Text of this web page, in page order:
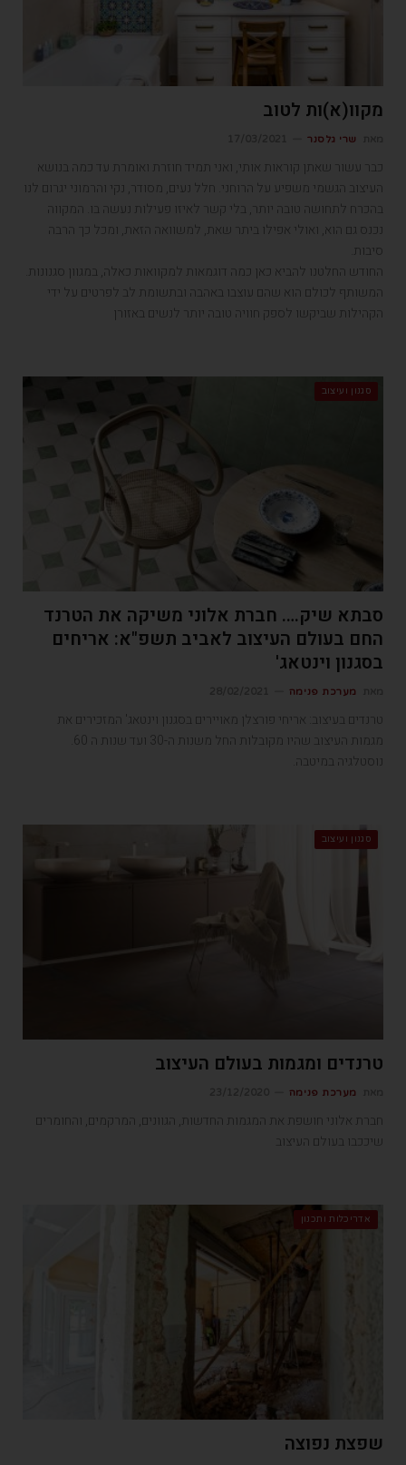
מקוו(א)ות לטוב
שרי גלסנר
כבר עשור שאתן קוראות אותי, ואני תמיד חוזרת ואומרת עד כמה בנושא
העיצוב הגשמי משפיע על הרוחני. חלל נעים, מסודר, נקי והרמוני יגרום לנו
בהכרח לתחושה טובה יותר, בלי קשר לאיזו פעילות נעשה בו. המקווה
נכנס גם הוא, ואולי אפילו ביתר שאת, למשוואה הזאת, ומכל כך הרבה
סיבות.
החודש החלטנו להביא כאן כמה דוגמאות למקוואות כאלה, במגוון סגנונות.
המשותף לכולם הוא שהם עוצבו באהבה ובתשומת לב לפרטים על ידי
הקהילות שביקשו לספק חוויה טובה יותר לנשים באזורן
סגנון ועיצוב
סבתא שיק…. חברת אלוני משיקה את הטרנד
החם בעולם העיצוב לאביב תשפ"א: אריחים
בסגנון וינטאג'
מערכת פנימה
טרנדים בעיצוב: אריחי פורצלן מאויירים בסגנון וינטאג' המזכירים את
נוסטלגיה במיטבה.
סגנון ועיצוב
טרנדים ומגמות בעולם העיצוב
מערכת פנימה
חברת אלוני חושפת את המגמות החדשות, הגוונים, המרקמים, והחומרים
שיככבו בעולם העיצוב
אדריכלות ותכנון
שפצת נפוצה